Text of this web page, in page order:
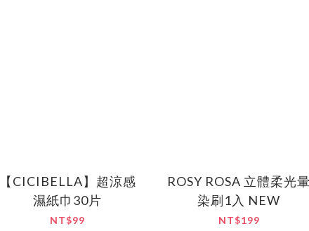
【CICIBELLA】超涼感
濕紙巾30片
NT$99
ROSY ROSA 立體柔光暈
染刷1入 NEW
NT$199